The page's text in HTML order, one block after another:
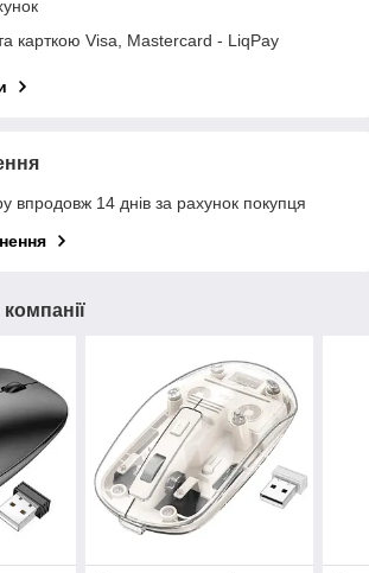
карткою Visa, Mastercard - LiqPay
впродовж 14 днів за рахунок покупця